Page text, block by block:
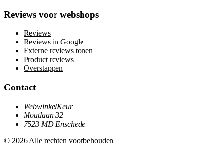
Reviews voor webshops
Reviews
Reviews in Google
Externe reviews tonen
Product reviews
Overstappen
Contact
WebwinkelKeur
Moutlaan 32
7523 MD Enschede
© 2026 Alle rechten voorbehouden